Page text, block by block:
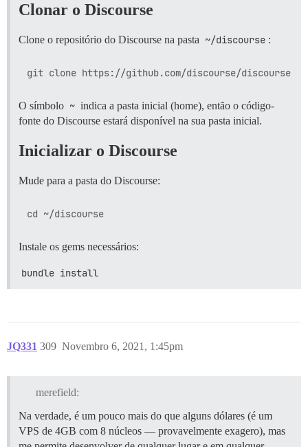
Clonar o Discourse
Clone o repositório do Discourse na pasta ~/discourse :
O símbolo ~ indica a pasta inicial (home), então o código-
fonte do Discourse estará disponível na sua pasta inicial.
Inicializar o Discourse
Mude para a pasta do Discourse:
Instale os gems necessários:
bundle install
JQ331 Novembro 6, 2021, 1:45pm
309
merefield:
Na verdade, é um pouco mais do que alguns dólares (é um
VPS de 4GB com 8 núcleos — provavelmente exagero), mas